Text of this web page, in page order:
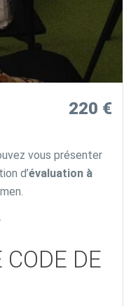
220 €
vous présenter
d’évaluation à
.
DE